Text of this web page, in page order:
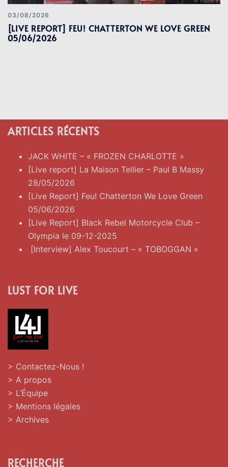
03/08/2026
[LIVE REPORT] FEU! CHATTERTON WE LOVE GREEN
05/06/2026
ARTICLES RÉCENTS
JACK WHITE – « FROZEN CHARLOTTE »
[Live report] La Maison Tellier – Paul B Massy
28/05/2026
[Live Report] Feu! Chatterton We Love Green
05/06/2026
[Live Report] Black Rebel Motorcycle Club –
Olympia le 09-12-2025
[Interview] Alex Toucourt – « TOBOGGAN »
LUST FOR LIVE
> Contactez-Nous !
> A propos
> L’Équipe
> Mentions légales
> Archives
RECHERCHE